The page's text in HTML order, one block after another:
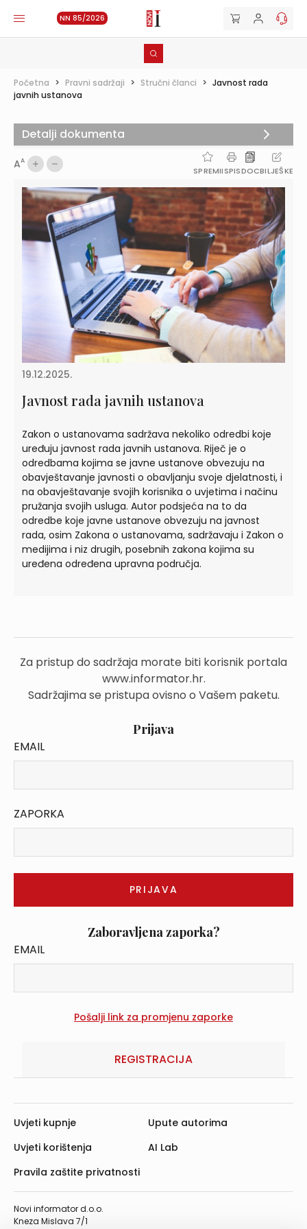
NN 85/2026
Početna > Pravni sadržaji > Stručni članci > Javnost rada
javnih ustanova
AA
SPREMIISPISDOCBILJEŠKE
19.12.2025.
Javnost rada javnih ustanova
Zakon o ustanovama sadržava nekoliko odredbi koje
uređuju javnost rada javnih ustanova. Riječ je o
odredbama kojima se javne ustanove obvezuju na
obavještavanje javnosti o obavljanju svoje djelatnosti, i
na obavještavanje svojih korisnika o uvjetima i načinu
pružanja svojih usluga. Autor podsjeća na to da
odredbe koje javne ustanove obvezuju na javnost
rada, osim Zakona o ustanovama, sadržavaju i Zakon o
medijima i niz drugih, posebnih zakona kojima su
uređena određena upravna područja.
Za pristup do sadržaja morate biti korisnik portala
www.informator.hr.
Sadržajima se pristupa ovisno o Vašem paketu.
Prijava
EMAIL
ZAPORKA
Zaboravljena zaporka?
EMAIL
REGISTRACIJA
Detalji dokumenta
Novi informator d.o.o.
Kneza Mislava 7/1
Uvjeti kupnje
Uvjeti korištenja
Pravila zaštite privatnosti
Upute autorima
AI Lab